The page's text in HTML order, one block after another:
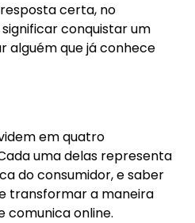
certa, no
conquistar um
alguém que já conhece
em quatro
uma delas representa
do consumidor, e saber
transformar a maneira
comunica online.